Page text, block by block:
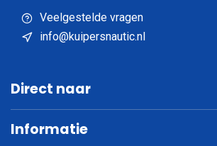
Veelgestelde vragen
info@kuipersnautic.nl
Direct naar
Informatie